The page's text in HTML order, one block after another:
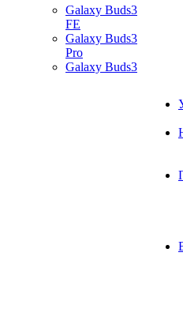
Galaxy Buds3
FE
Galaxy Buds3
Pro
Galaxy Buds3